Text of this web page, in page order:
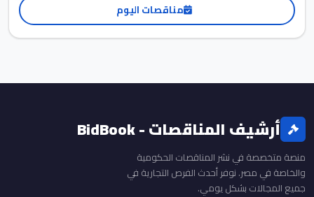
مناقصات اليوم
أرشيف المناقصات - BidBook
منصة متخصصة في نشر المناقصات الحكومية
والخاصة في مصر. نوفر أحدث الفرص التجارية في
جميع المجالات بشكل يومي.